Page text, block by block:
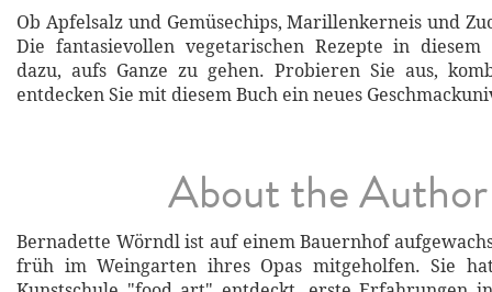
Ob Apfelsalz und Gemüsechips, Marillenkerneis und
Die fantasievollen vegetarischen Rezepte in
dazu, aufs Ganze zu gehen. Probieren Sie aus,
entdecken Sie mit diesem Buch ein neues
About the Author
Bernadette Wörndl ist auf einem Bauernhof
früh im Weingarten ihres Opas mitgeholfen. Sie